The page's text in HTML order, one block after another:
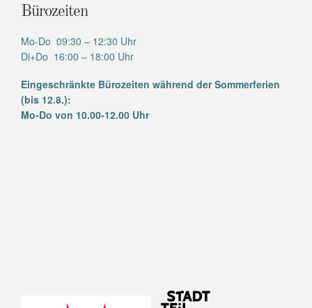
Bürozeiten
Mo-Do 09:30 – 12:30 Uhr
Di+Do 16:00 – 18:00 Uhr
Eingeschränkte Bürozeiten während der Sommerferien
(bis 12.8.):
Mo-Do von 10.00-12.00 Uhr